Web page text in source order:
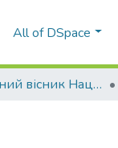
All of DSpace
Економічний вісник Національного технічного університету України «Київський політехнічний інститут»